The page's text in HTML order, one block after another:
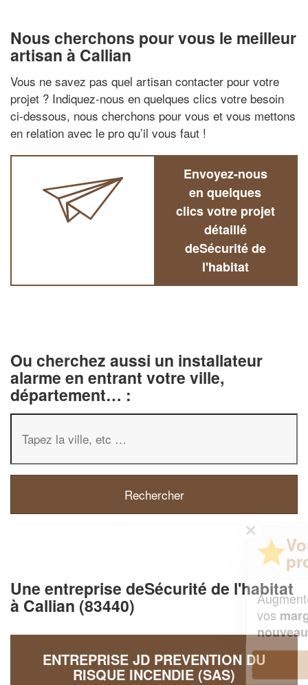
Nous cherchons pour vous le meilleur
artisan à Callian
Vous ne savez pas quel artisan contacter pour votre
projet ? Indiquez-nous en quelques clics votre besoin
ci-dessous, nous cherchons pour vous et vous mettons
en relation avec le pro qu’il vous faut !
Envoyez-nous
en quelques
clics votre projet
détaillé
deSécurité de
l'habitat
Ou cherchez aussi un installateur
alarme en entrant votre ville,
département… :
Une entreprise deSécurité de l'habitat
à Callian (83440)
ENTREPRISE JD PREVENTION DU
RISQUE INCENDIE (SAS)
Augmentez votrechiffre d'affaireset
vosmarges
tout en gagnant de
nouveaux clients!
En savoir plus